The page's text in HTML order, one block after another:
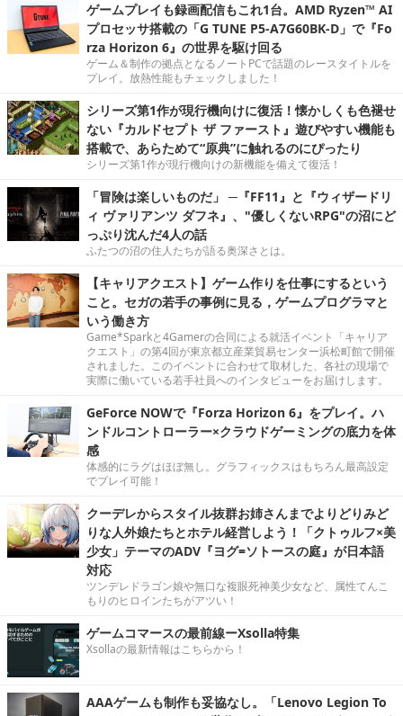
ゲームプレイも録画配信もこれ1台。AMD Ryzen™ AI
プロセッサ搭載の「G TUNE P5-A7G60BK-D」で『Fo
rza Horizon 6』の世界を駆け回る
ゲーム＆制作の拠点となるノートPCで話題のレースタイトルを
プレイ。放熱性能もチェックしました！
シリーズ第1作が現行機向けに復活！懐かしくも色褪せ
ない『カルドセプト ザ ファースト』遊びやすい機能も
搭載で、あらためて“原典”に触れるのにぴったり
シリーズ第1作が現行機向けの新機能を備えて復活！
「冒険は楽しいものだ」 ─『FF11』と『ウィザードリ
ィ ヴァリアンツ ダフネ』、"優しくないRPG"の沼にど
っぷり沈んだ4人の話
ふたつの沼の住人たちが語る奥深さとは。
【キャリアクエスト】ゲーム作りを仕事にするという
こと。セガの若手の事例に見る，ゲームプログラマと
いう働き方
Game*Sparkと4Gamerの合同による就活イベント「キャリア
クエスト」の第4回が東京都立産業貿易センター浜松町館で開催
されました。このイベントに合わせて取材した、各社の現場で
実際に働いている若手社員へのインタビューをお届けします。
GeForce NOWで『Forza Horizon 6』をプレイ。ハ
ンドルコントローラー×クラウドゲーミングの底力を体
感
体感的にラグはほぼ無し。グラフィックスはもちろん最高設定
でプレイ可能！
クーデレからスタイル抜群お姉さんまでよりどりみど
りな人外娘たちとホテル経営しよう！「クトゥルフ×美
少女」テーマのADV『ヨグ=ソトースの庭』が日本語
対応
ツンデレドラゴン娘や無口な複眼死神美少女など、属性てんこ
もりのヒロインたちがアツい！
ゲームコマースの最前線ーXsolla特集
Xsollaの最新情報はこちらから！
AAAゲームも制作も妥協なし。「Lenovo Legion To